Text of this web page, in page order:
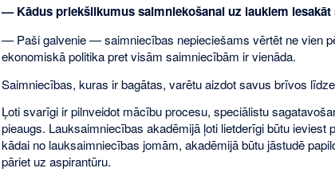
— Kādus priekšlikumus saimniekošanai uz laukiem iesakāt
— Paši galvenie — saimniecības nepieciešams vērtēt ne vien
ekonomiskā politika pret visām saimniecībām ir vienāda.
Saimniecības, kuras ir bagātas, varētu aizdot savus brīvos
Ļoti svarīgi ir pilnveidot mācību procesu, speciālistu
pieaugs. Lauksaimniecības akadēmijā ļoti lietderīgi būtu
kādai no lauksaimniecības jomām, akadēmijā būtu jāstudē
pāriet uz aspirantūru.